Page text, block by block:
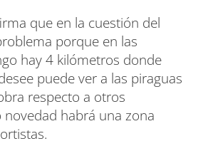
que en la cuestión del
porque en las
hay 4 kilómetros donde
puede ver a las piraguas
respecto a otros
habrá una zona